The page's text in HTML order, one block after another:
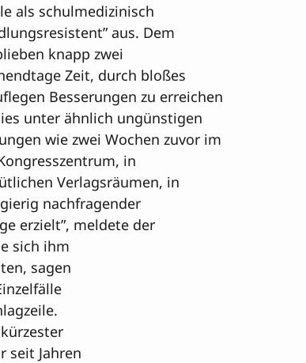
als schulmedizinisch
aus. Dem
knapp zwei
Zeit, durch bloßes
Besserungen zu erreichen
unter ähnlich ungünstigen
wie zwei Wochen zuvor im
in
Verlagsräumen, in
nachfragender
erzielt”, meldete der
sich ihm
sagen
seit Jahren